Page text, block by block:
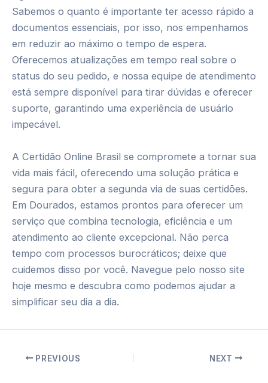
Sabemos o quanto é importante ter acesso rápido a
documentos essenciais, por isso, nos empenhamos
em reduzir ao máximo o tempo de espera.
Oferecemos atualizações em tempo real sobre o
status do seu pedido, e nossa equipe de atendimento
está sempre disponível para tirar dúvidas e oferecer
suporte, garantindo uma experiência de usuário
impecável.
A Certidão Online Brasil se compromete a tornar sua
vida mais fácil, oferecendo uma solução prática e
segura para obter a segunda via de suas certidões.
Em Dourados, estamos prontos para oferecer um
serviço que combina tecnologia, eficiência e um
atendimento ao cliente excepcional. Não perca
tempo com processos burocráticos; deixe que
cuidemos disso por você. Navegue pelo nosso site
hoje mesmo e descubra como podemos ajudar a
simplificar seu dia a dia.
PostPREVIOUS NEXT